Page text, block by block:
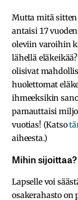
Mutta mitä
antaisi 17
oleviin varoihin
lähellä
olisivat
huolettomat
ihmeeksikin
pamauttaisi
vuotias! (Katso
aiheesta.)
Mihin sijoittaa?
Lapselle voi
osakerahasto on